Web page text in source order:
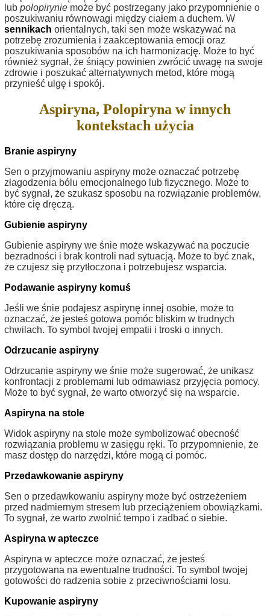
lub polopirynie może być postrzegany jako przypomnienie o
poszukiwaniu równowagi między ciałem a duchem. W
sennikach orientalnych, taki sen może wskazywać na
potrzebę zrozumienia i zaakceptowania emocji oraz
poszukiwania sposobów na ich harmonizację. Może to być
również sygnał, że śniący powinien zwrócić uwagę na swoje
zdrowie i poszukać alternatywnych metod, które mogą
przynieść ulgę i spokój.
Aspiryna, Polopiryna w innych
kontekstach użycia
Branie aspiryny
Sen o przyjmowaniu aspiryny może oznaczać potrzebę
złagodzenia bólu emocjonalnego lub fizycznego. Może to
być sygnał, że szukasz sposobu na rozwiązanie problemów,
które cię dręczą.
Gubienie aspiryny
Gubienie aspiryny we śnie może wskazywać na poczucie
bezradności i brak kontroli nad sytuacją. Może to być znak,
że czujesz się przytłoczona i potrzebujesz wsparcia.
Podawanie aspiryny komuś
Jeśli we śnie podajesz aspirynę innej osobie, może to
oznaczać, że jesteś gotowa pomóc bliskim w trudnych
chwilach. To symbol twojej empatii i troski o innych.
Odrzucanie aspiryny
Odrzucanie aspiryny we śnie może sugerować, że unikasz
konfrontacji z problemami lub odmawiasz przyjęcia pomocy.
Może to być sygnał, że warto otworzyć się na wsparcie.
Aspiryna na stole
Widok aspiryny na stole może symbolizować obecność
rozwiązania problemu w zasięgu ręki. To przypomnienie, że
masz dostęp do narzędzi, które mogą ci pomóc.
Przedawkowanie aspiryny
Sen o przedawkowaniu aspiryny może być ostrzeżeniem
przed nadmiernym stresem lub przeciążeniem obowiązkami.
To sygnał, że warto zwolnić tempo i zadbać o siebie.
Aspiryna w apteczce
Aspiryna w apteczce może oznaczać, że jesteś
przygotowana na ewentualne trudności. To symbol twojej
gotowości do radzenia sobie z przeciwnościami losu.
Kupowanie aspiryny